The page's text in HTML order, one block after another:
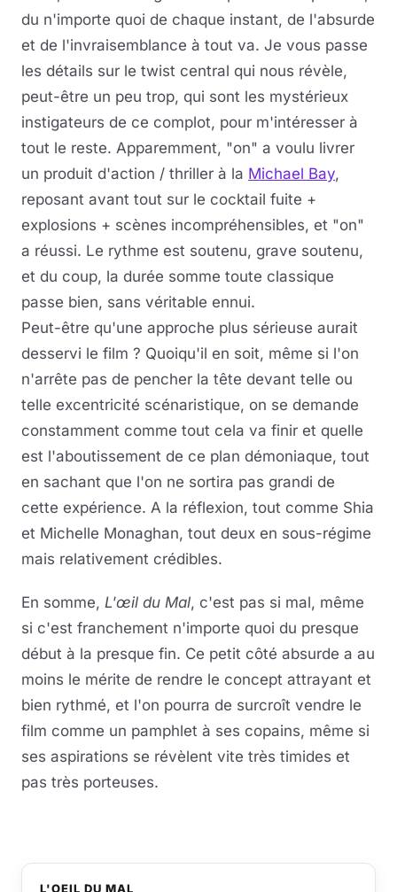
du n'importe quoi de chaque instant, de l'absurde
et de l'invraisemblance à tout va. Je vous passe
les détails sur le twist central qui nous révèle,
peut-être un peu trop, qui sont les mystérieux
instigateurs de ce complot, pour m'intéresser à
tout le reste. Apparemment, "on" a voulu livrer
un produit d'action / thriller à la Michael Bay,
reposant avant tout sur le cocktail fuite +
explosions + scènes incompréhensibles, et "on"
a réussi. Le rythme est soutenu, grave soutenu,
et du coup, la durée somme toute classique
passe bien, sans véritable ennui.
Peut-être qu'une approche plus sérieuse aurait
desservi le film ? Quoiqu'il en soit, même si l'on
n'arrête pas de pencher la tête devant telle ou
telle excentricité scénaristique, on se demande
constamment comme tout cela va finir et quelle
est l'aboutissement de ce plan démoniaque, tout
en sachant que l'on ne sortira pas grandi de
cette expérience. A la réflexion, tout comme Shia
et Michelle Monaghan, tout deux en sous-régime
mais relativement crédibles.
En somme, L'œil du Mal, c'est pas si mal, même
si c'est franchement n'importe quoi du presque
début à la presque fin. Ce petit côté absurde a au
moins le mérite de rendre le concept attrayant et
bien rythmé, et l'on pourra de surcroît vendre le
film comme un pamphlet à ses copains, même si
ses aspirations se révèlent vite très timides et
pas très porteuses.
L'OEIL DU MAL